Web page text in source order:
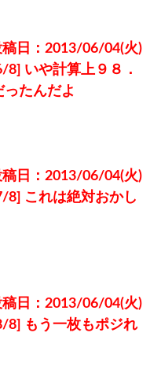
日：2013/06/04(火)
8] いや計算上９８．
ったんだよ
日：2013/06/04(火)
8] これは絶対おかし
日：2013/06/04(火)
8] もう一枚もポジれ